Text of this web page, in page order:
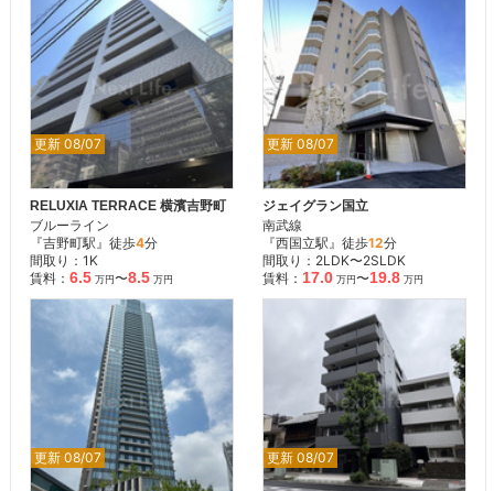
更新 08/07
RELUXIA TERRACE 横濱吉野町
ブルーライン
『吉野町駅』徒歩4分
間取り：1K
賃料： 6.5 万円〜8.5 万円
更新 08/07
ジェイグラン国立
南武線
『西国立駅』徒歩12分
間取り：2LDK〜2SLDK
賃料： 17.0 万円〜19.8 万円
更新 08/07 更新 08/07